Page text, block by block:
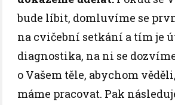
bude líbit, domluvíme se
na cvičební setkání a tím je
diagnostika, na ni se
o Vašem těle, abychom
máme pracovat. Pak